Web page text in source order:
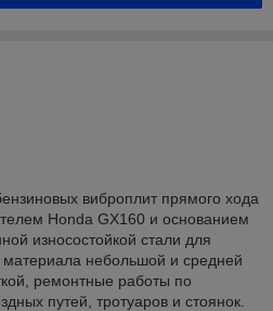
виброплит прямого хода
Honda GX160 и основанием
износостойкой стали для
материала небольшой и средней
ремонтные работы по
путей, тротуаров и стоянок.